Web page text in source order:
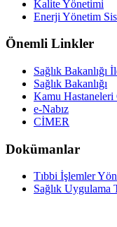
Kalite Yönetimi
Enerji Yönetim
Önemli Linkler
Sağlık
Sağlık Bakanlığı
Kamu
e-Nabız
CİMER
Dokümanlar
Tıbbi İşlemler
Sağlık Uygulama